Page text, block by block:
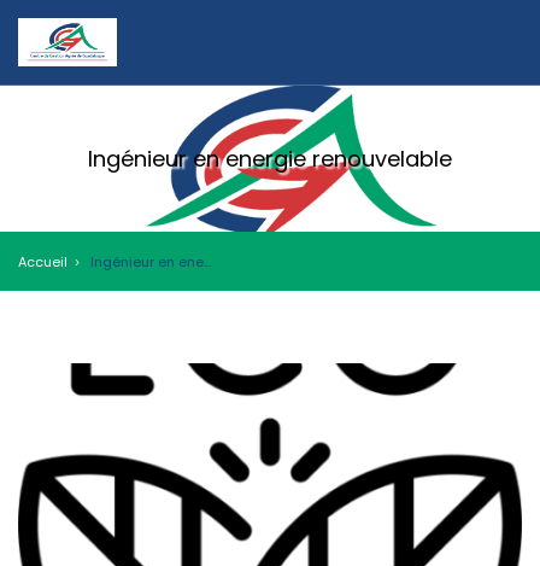
Ingénieur en energie renouvelable
Accueil Ingénieur en energie renouvelable